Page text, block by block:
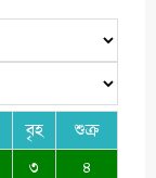
বৃহ শুক্র
৩
৪